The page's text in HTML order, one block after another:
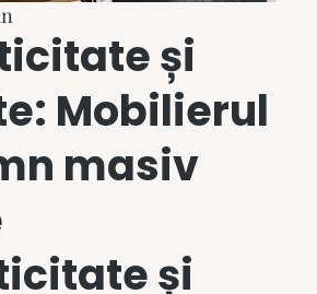
și
Mobilierul
masiv
și